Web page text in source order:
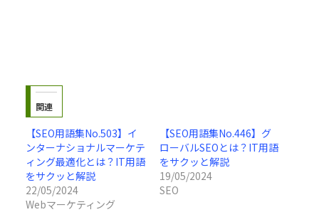
関連
【SEO用語集No.503】イ
ンターナショナルマーケテ
ィング最適化とは？IT用語
をサクッと解説
22/05/2024
Webマーケティング
【SEO用語集No.446】グ
ローバルSEOとは？IT用語
をサクッと解説
19/05/2024
SEO